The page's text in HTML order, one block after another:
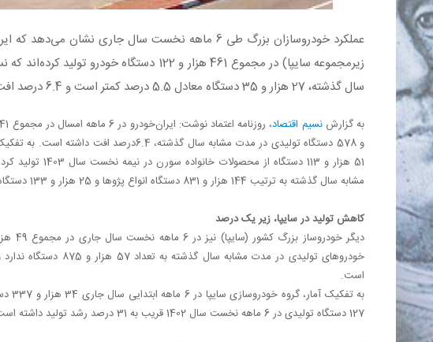
عملکرد خودروسازان بزرگ طی 6 ماهه نخست سال جاری
سال گذشته، 27 هزار و 35 دستگاه معادل 5.5 درصد کمتر است و 6.4 درصد افت را نشان می‌دهد.
به گزارشنسیم اقتصاد
51 هزار و 113
مشابه سال گذشته به ترتیب 144 هزار و 831 دستگاه انواع پژوها و 25 هزار و 133 دستگاه محصولات سورن ثبت شده است.
کاهش تولید در سایپا، زیر یک درصد
است.
127 دستگاه تولیدی در 6 ماهه نخست سال 1402 قریب به 31 درصد رشد تولید داشته است.